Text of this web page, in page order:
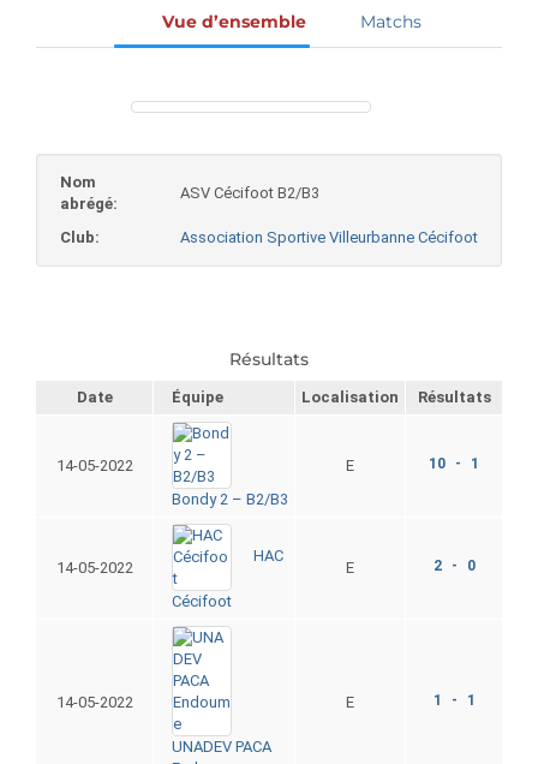
Vue d’ensemble Matchs
Nom
abrégé:
ASV Cécifoot B2/B3
Club: Association Sportive Villeurbanne Cécifoot
Résultats
Date Équipe Localisation Résultats
14-05-2022
Bondy 2 – B2/B3
E 10 - 1
14-05-2022
HAC
Cécifoot
E 2 - 0
14-05-2022
UNADEV PACA
E 1 - 1